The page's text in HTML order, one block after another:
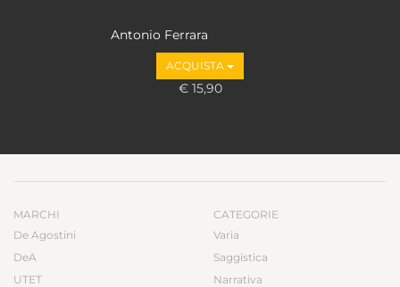
Antonio Ferrara
ACQUISTA
€ 15,90
MARCHI
De Agostini
DeA
UTET
CATEGORIE
Varia
Saggistica
Narrativa